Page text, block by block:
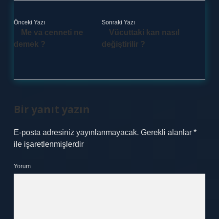
Önceki Yazı
Me va cenneti ne
demek ?
Sonraki Yazı
Vücuttaki kan nasıl
değiştirilir ?
Bir yanıt yazın
E-posta adresiniz yayınlanmayacak. Gerekli alanlar *
ile işaretlenmişlerdir
Yorum